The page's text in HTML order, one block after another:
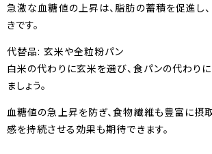
急激な血糖値の上昇は、脂肪の蓄積を促進し
きです。
代替品: 玄米や全粒粉パン
白米の代わりに玄米を選び、食パンの代わり
ましょう。
血糖値の急上昇を防ぎ、食物繊維も豊富に摂
感を持続させる効果も期待できます。